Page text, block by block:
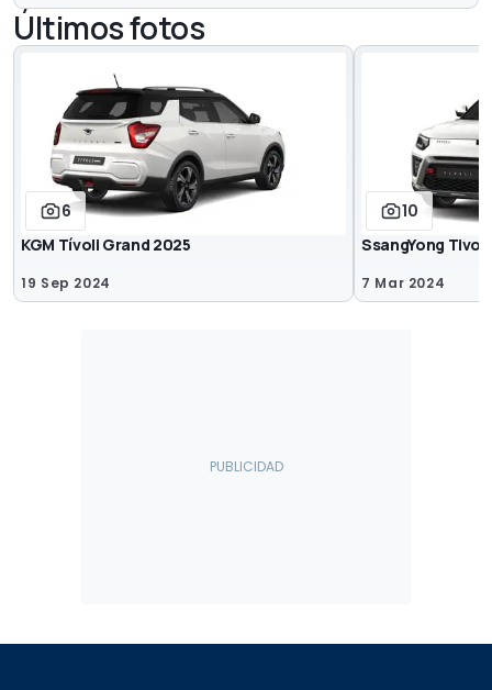
Últimos fotos
6
KGM Tívoli Grand 2025
19 Sep 2024
10
SsangYong
7 Mar 2024